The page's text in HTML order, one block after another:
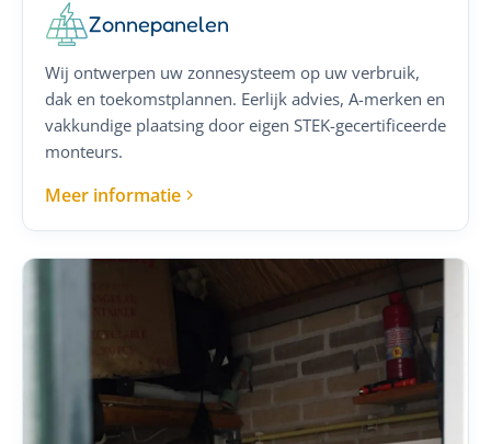
Zonnepanelen
Wij ontwerpen uw zonnesysteem op uw verbruik,
dak en toekomstplannen. Eerlijk advies, A-merken en
vakkundige plaatsing door eigen STEK-gecertificeerde
monteurs.
Meer informatie